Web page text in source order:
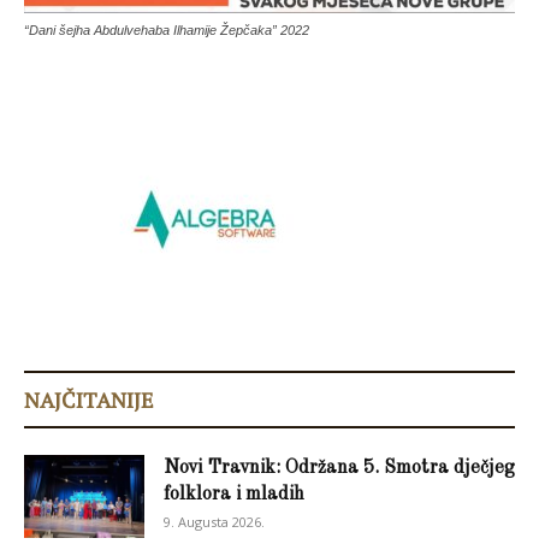
“Dani šejha Abdulvehaba Ilhamije Žepčaka” 2022
NAJČITANIJE
Novi Travnik: Održana 5. Smotra dječjeg
folklora i mladih
9. Augusta 2026.